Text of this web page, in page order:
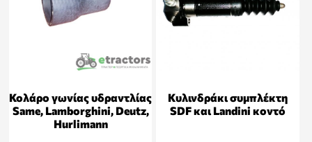
Κολάρο γωνίας υδραντλίας
Same, Lamborghini, Deutz,
Hurlimann
Κυλινδράκι συμπλέκτη
SDF και Landini κοντό